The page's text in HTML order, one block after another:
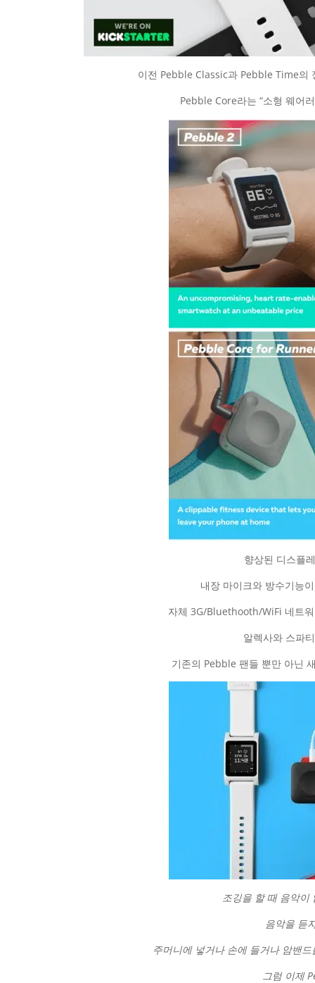
이전 Pebble Classic과 Pebble Time의
Pebble Core라는 “소형 웨어
향상된 디스플
내장 마이크와 방수기능
자체 3G/Bluethooth/WiFi 네트
알렉사와 스파
기존의 Pebble 팬들 뿐만 아닌
조깅을 할 때 음악이
음악을 듣
주머니에 넣거나 손에 들거나 암밴
그럼 이제